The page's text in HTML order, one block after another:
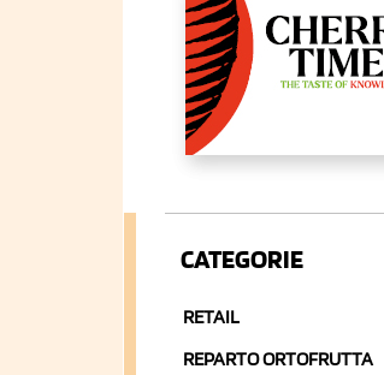
CATEGORIE
RETAIL
REPARTO ORTOFRUTTA